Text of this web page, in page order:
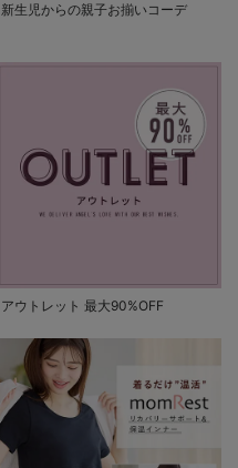
新生児からの親子お揃いコーデ
アウトレット 最大90%OFF